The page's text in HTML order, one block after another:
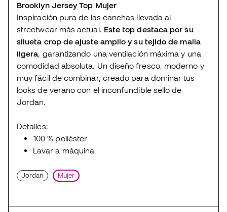
Brooklyn Jersey Top Mujer
Inspiración pura de las canchas llevada al
streetwear más actual. Este top destaca por su
silueta crop de ajuste amplio y su tejido de malla
ligera, garantizando una ventilación máxima y una
comodidad absoluta. Un diseño fresco, moderno y
muy fácil de combinar, creado para dominar tus
looks de verano con el inconfundible sello de
Jordan.
Detalles:
100 % poliéster
Lavar a máquina
Jordan Mujer